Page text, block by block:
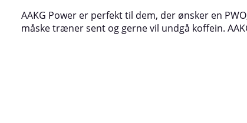
AAKG Power er perfekt til dem, der ønsker en
måske træner sent og gerne vil undgå koffein.